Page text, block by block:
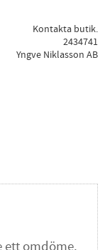
Kontakta butik.
2434741
Yngve Niklasson AB